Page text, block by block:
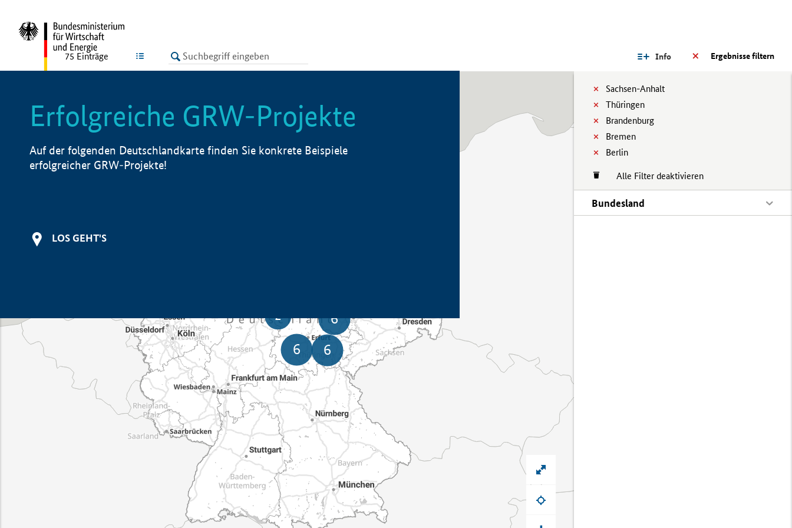
LISTE Ergebnisse filtern
Info
Sachsen-Anhalt
Thüringen
Brandenburg
Bremen
Berlin
Alle Filter deaktivieren
Bundesland
75 Einträge
Erfolgreiche GRW-Projekte
Auf der folgenden Deutschlandkarte finden Sie konkrete Beispiele
erfolgreicher GRW-Projekte!
LOS GEHT'S